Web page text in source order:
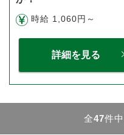
時給 1,060円～
詳細を見る
全47件中